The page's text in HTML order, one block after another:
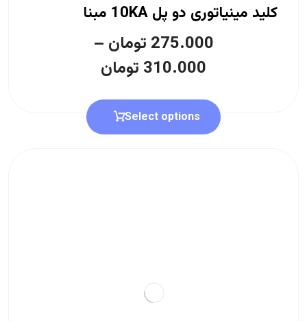
کلید مینیاتوری دو پل 10KA مبنا
275.000 تومان –
310.000 تومان
Select options